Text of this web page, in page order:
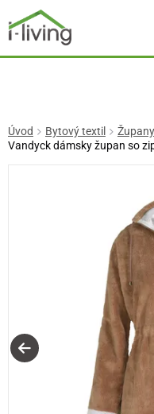
Úvod Bytový textil
Vandyck dámsky župan so